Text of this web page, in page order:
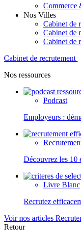
Nos Villes
Cabinet de
Cabinet de
Cabinet de
Cabinet de recrutement
Nos ressources
Podcast
Employeurs :
Découvrez les 10
Livre Blanc
Recrutez
Voir nos articles
Retour